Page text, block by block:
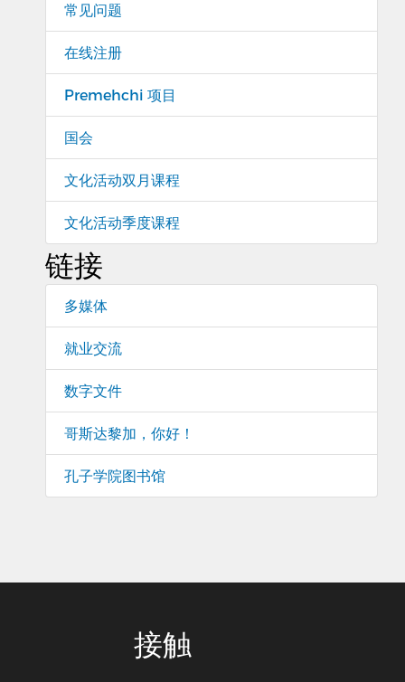
常见问题
在线注册
Premehchi 项目
国会
文化活动双月课程
文化活动季度课程
链接
多媒体
就业交流
数字文件
哥斯达黎加，你好！
孔子学院图书馆
接触